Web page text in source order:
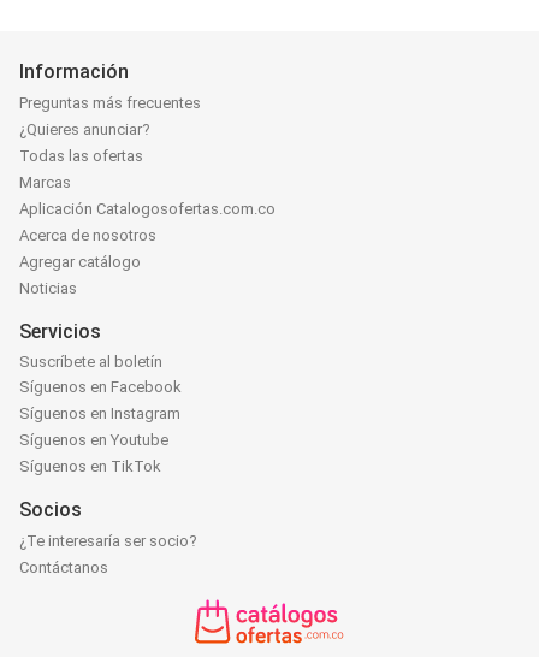
Información
Preguntas más frecuentes
¿Quieres anunciar?
Todas las ofertas
Marcas
Aplicación Catalogosofertas.com.co
Acerca de nosotros
Agregar catálogo
Noticias
Servicios
Suscríbete al boletín
Síguenos en Facebook
Síguenos en Instagram
Síguenos en Youtube
Síguenos en TikTok
Socios
¿Te interesaría ser socio?
Contáctanos